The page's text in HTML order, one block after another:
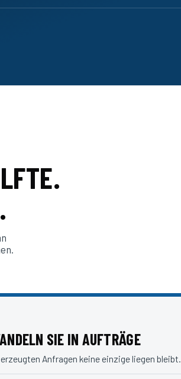
SIE IN AUFTRÄGE
Anfragen keine einzige liegen bleibt.